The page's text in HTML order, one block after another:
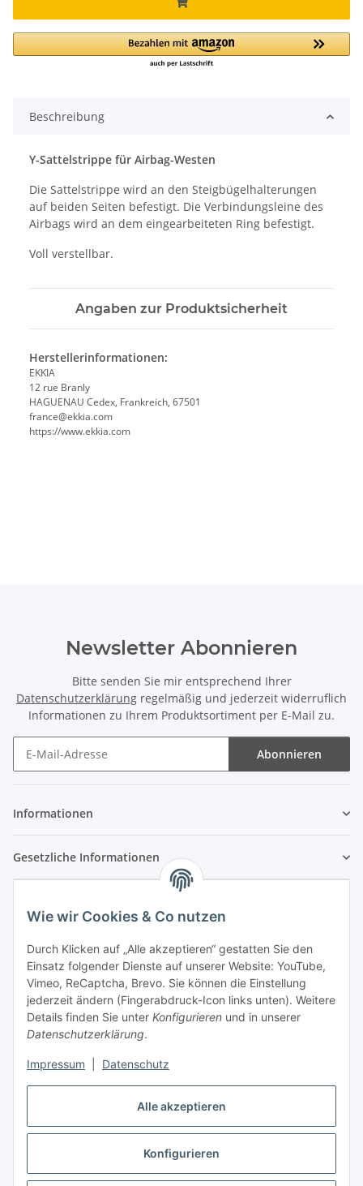
Alle akzeptieren
Konfigurieren
Wie wir Cookies & Co nutzen
Durch Klicken auf „Alle akzeptieren“ gestatten Sie den
Einsatz folgender Dienste auf unserer Website: YouTube,
Vimeo, ReCaptcha, Brevo. Sie können die Einstellung
jederzeit ändern (Fingerabdruck-Icon links unten). Weitere
Details finden Sie unter Konfigurieren und in unserer
Datenschutzerklärung.
Impressum Datenschutz
Beschreibung
Y-Sattelstrippe für Airbag-Westen
Die Sattelstrippe wird an den Steigbügelhalterungen
auf beiden Seiten befestigt. Die Verbindungsleine des
Airbags wird an dem eingearbeiteten Ring befestigt.
Voll verstellbar.
Angaben zur Produktsicherheit
Herstellerinformationen:
EKKIA
12 rue Branly
HAGUENAU Cedex, Frankreich, 67501
france@ekkia.com
https://www.ekkia.com
Newsletter Abonnieren
Bitte senden Sie mir entsprechend Ihrer
Datenschutzerklärung regelmäßig und jederzeit widerruflich
Informationen zu Ihrem Produktsortiment per E-Mail zu.
Abonnieren
Informationen
Gesetzliche Informationen
Vertrag widerrufen